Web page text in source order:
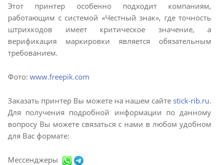
Этот принтер особенно подходит компаниям,
работающим с системой «Честный знак», где точность
штрихкодов имеет критическое значение, а
верификация маркировки является обязательным
требованием.
Фото: www.freepik.com
Заказать принтер Вы можете на нашем сайте stick-rib.ru.
Для получения подробной информации по данному
вопросу Вы можете связаться с нами в любом удобном
для Вас формате:
Мессенджеры